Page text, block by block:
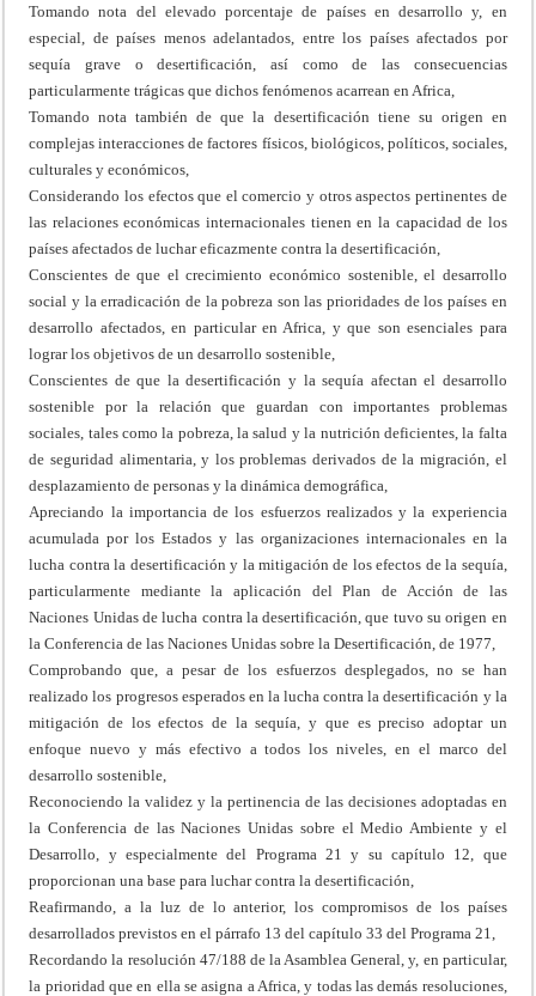
Tomando nota del elevado porcentaje de países en desarrollo y, en
especial, de países menos adelantados, entre los países afectados por
sequía grave o desertificación, así como de las consecuencias
particularmente trágicas que dichos fenómenos acarrean en Africa,
Tomando nota también de que la desertificación tiene su origen en
complejas interacciones de factores físicos, biológicos, políticos, sociales,
culturales y económicos,
Considerando los efectos que el comercio y otros aspectos pertinentes de
las relaciones económicas internacionales tienen en la capacidad de los
países afectados de luchar eficazmente contra la desertificación,
Conscientes de que el crecimiento económico sostenible, el desarrollo
social y la erradicación de la pobreza son las prioridades de los países en
desarrollo afectados, en particular en Africa, y que son esenciales para
lograr los objetivos de un desarrollo sostenible,
Conscientes de que la desertificación y la sequía afectan el desarrollo
sostenible por la relación que guardan con importantes problemas
sociales, tales como la pobreza, la salud y la nutrición deficientes, la falta
de seguridad alimentaria, y los problemas derivados de la migración, el
desplazamiento de personas y la dinámica demográfica,
Apreciando la importancia de los esfuerzos realizados y la experiencia
acumulada por los Estados y las organizaciones internacionales en la
lucha contra la desertificación y la mitigación de los efectos de la sequía,
particularmente mediante la aplicación del Plan de Acción de las
Naciones Unidas de lucha contra la desertificación, que tuvo su origen en
la Conferencia de las Naciones Unidas sobre la Desertificación, de 1977,
Comprobando que, a pesar de los esfuerzos desplegados, no se han
realizado los progresos esperados en la lucha contra la desertificación y la
mitigación de los efectos de la sequía, y que es preciso adoptar un
enfoque nuevo y más efectivo a todos los niveles, en el marco del
desarrollo sostenible,
Reconociendo la validez y la pertinencia de las decisiones adoptadas en
la Conferencia de las Naciones Unidas sobre el Medio Ambiente y el
Desarrollo, y especialmente del Programa 21 y su capítulo 12, que
proporcionan una base para luchar contra la desertificación,
Reafirmando, a la luz de lo anterior, los compromisos de los países
desarrollados previstos en el párrafo 13 del capítulo 33 del Programa 21,
Recordando la resolución 47/188 de la Asamblea General, y, en particular,
la prioridad que en ella se asigna a Africa, y todas las demás resoluciones,